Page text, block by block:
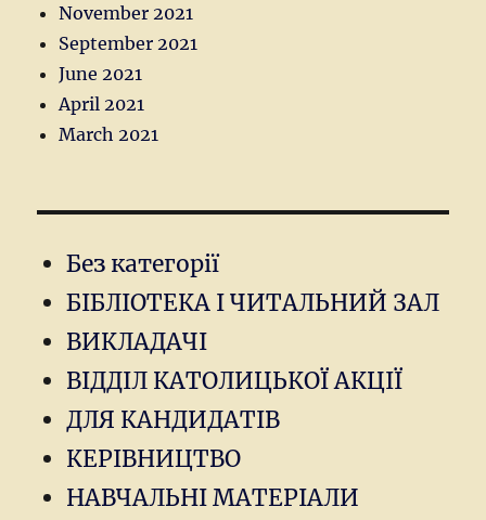
November 2021
September 2021
June 2021
April 2021
March 2021
Без категорії
БІБЛІОТЕКА І ЧИТАЛЬНИЙ ЗАЛ
ВИКЛАДАЧІ
ВІДДІЛ КАТОЛИЦЬКОЇ АКЦІЇ
ДЛЯ КАНДИДАТІВ
КЕРІВНИЦТВО
НАВЧАЛЬНІ МАТЕРІАЛИ